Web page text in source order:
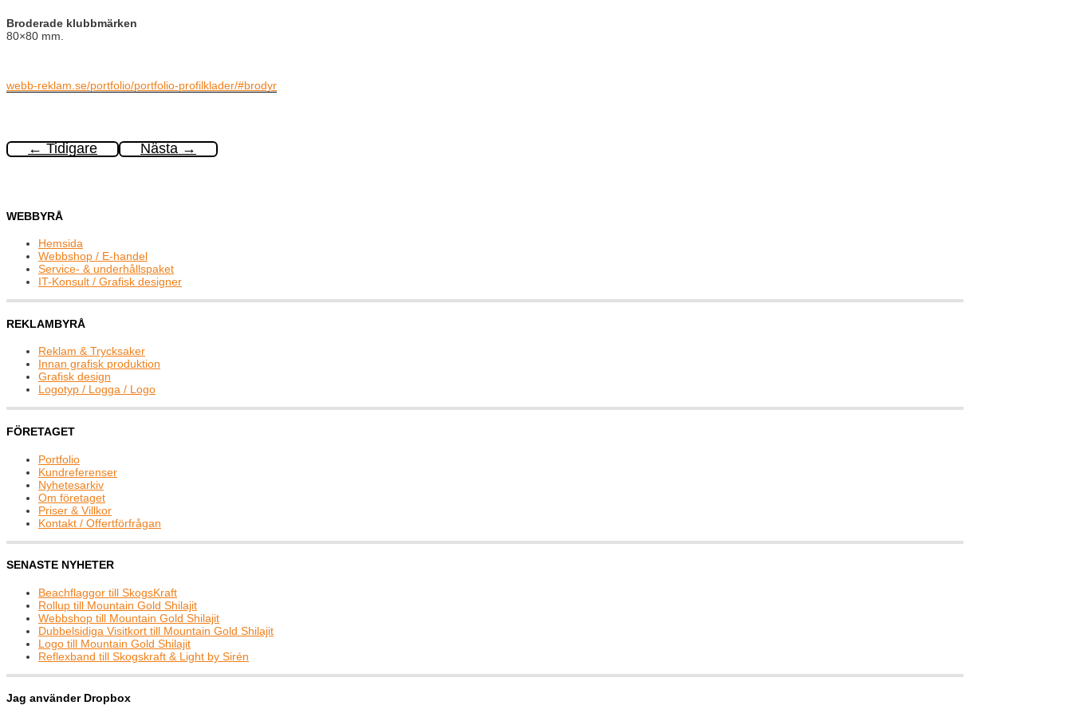
Broderade klubbmärken
80×80 mm.
webb-reklam.se/portfolio/portfolio-profilklader/#brodyr
← Tidigare Nästa →
WEBBYRÅ
Hemsida
Webbshop / E-handel
Service- & underhållspaket
IT-Konsult / Grafisk designer
REKLAMBYRÅ
Reklam & Trycksaker
Innan grafisk produktion
Grafisk design
Logotyp / Logga / Logo
FÖRETAGET
Portfolio
Kundreferenser
Nyhetesarkiv
Om företaget
Priser & Villkor
Kontakt / Offertförfrågan
SENASTE NYHETER
Beachflaggor till SkogsKraft
Rollup till Mountain Gold Shilajit
Webbshop till Mountain Gold Shilajit
Dubbelsidiga Visitkort till Mountain Gold Shilajit
Logo till Mountain Gold Shilajit
Reflexband till Skogskraft & Light by Sirén
Jag använder Dropbox